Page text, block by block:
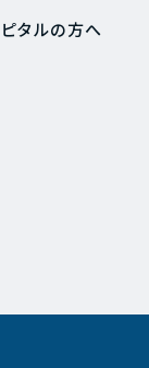
タルの方へ